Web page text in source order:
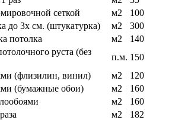
сеткой
м2
100
до 3х см. (штукатурка)
м2
300
потолка
м2
140
руста (без
п.м. 150
(флизилин, винил)
м2
120
(бумажные обои)
м2
160
м2
160
м2
182